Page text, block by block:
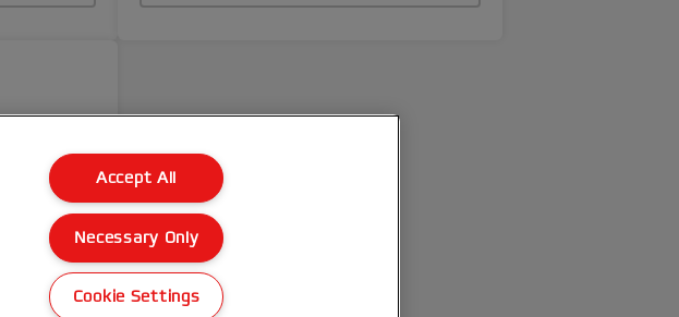
Accept All
Necessary Only
Cookie Settings